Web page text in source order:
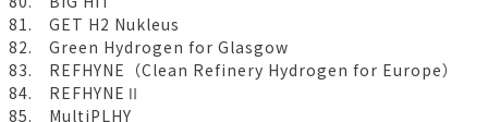
81. GET H2 Nukleus
82. Green Hydrogen for Glasgow
83. REFHYNE（Clean Refinery Hydrogen for Europe）
84. REFHYNEⅡ
85. MultiPLHY